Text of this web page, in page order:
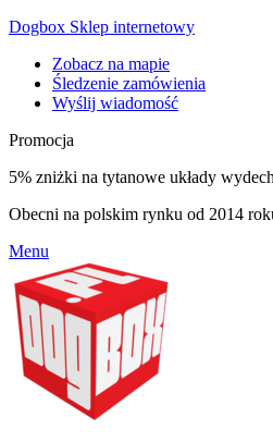
Dogbox Sklep internetowy
Zobacz na mapie
Śledzenie zamówienia
Wyślij wiadomość
Promocja
5% zniżki na tytanowe układy
Obecni na polskim rynku od 2014
Menu